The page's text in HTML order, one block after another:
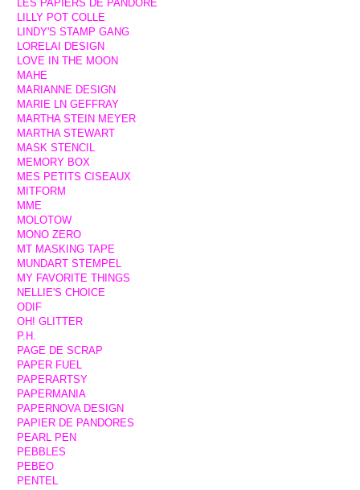
LES PAPIERS DE PANDORE
LILLY POT COLLE
LINDY'S STAMP GANG
LORELAI DESIGN
LOVE IN THE MOON
MAHE
MARIANNE DESIGN
MARIE LN GEFFRAY
MARTHA STEIN MEYER
MARTHA STEWART
MASK STENCIL
MEMORY BOX
MES PETITS CISEAUX
MITFORM
MME
MOLOTOW
MONO ZERO
MT MASKING TAPE
MUNDART STEMPEL
MY FAVORITE THINGS
NELLIE'S CHOICE
ODIF
OH! GLITTER
P.H.
PAGE DE SCRAP
PAPER FUEL
PAPERARTSY
PAPERMANIA
PAPERNOVA DESIGN
PAPIER DE PANDORES
PEARL PEN
PEBBLES
PEBEO
PENTEL